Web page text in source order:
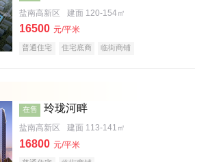
盐南高新区 建面 120-154㎡
16500 元/平米
普通住宅 住宅底商 临街商铺
在售 玲珑河畔
盐南高新区 建面 113-141㎡
16800 元/平米